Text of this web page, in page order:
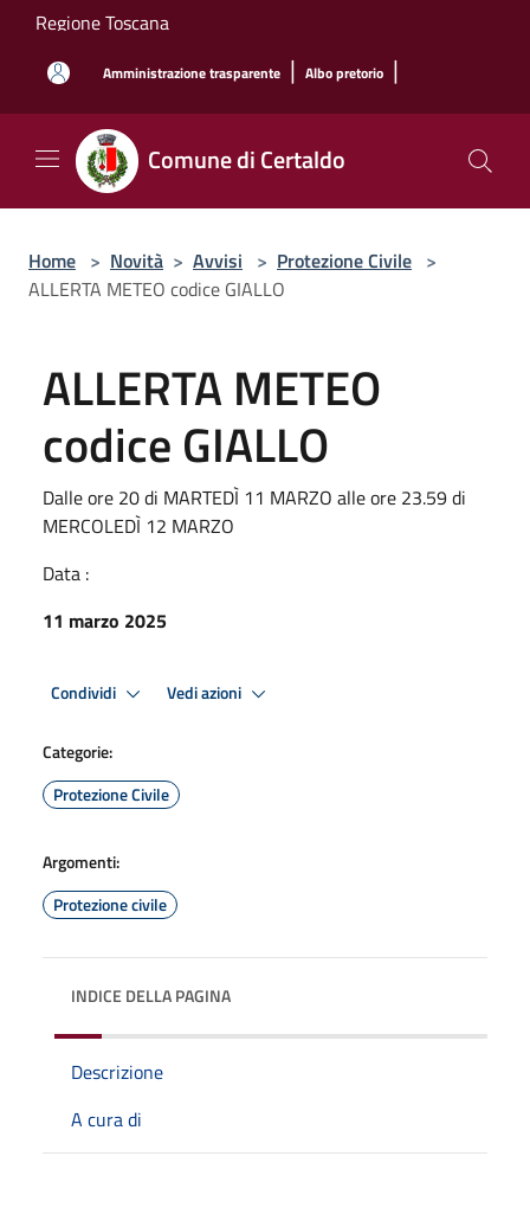
Salta al contenuto principale
Regione Toscana
Amministrazione trasparente | Albo pretorio |
Comune di Certaldo
Home > Novità > Avvisi > Protezione Civile >
ALLERTA METEO codice GIALLO
ALLERTA METEO
codice GIALLO
Dalle ore 20 di MARTEDÌ 11 MARZO alle ore 23.59 di
MERCOLEDÌ 12 MARZO
Data :
11 marzo 2025
Condividi Vedi azioni
Categorie:
Protezione Civile
Argomenti:
Protezione civile
INDICE DELLA PAGINA
Descrizione
A cura di